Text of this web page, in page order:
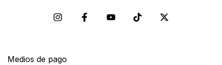
Medios de pago